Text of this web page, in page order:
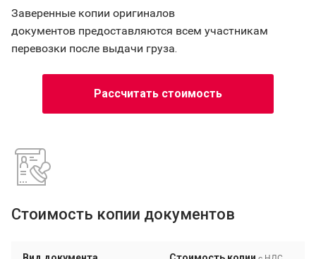
Заверенные копии оригиналов
документов предоставляются всем участникам
перевозки после выдачи груза.
Рассчитать стоимость
Стоимость копии документов